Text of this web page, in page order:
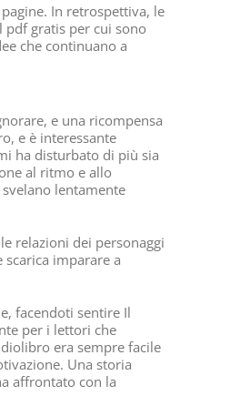
In retrospettiva, le
gratis per cui sono
che continuano a
e una ricompensa
e è interessante
ha disturbato di più sia
al ritmo e allo
lentamente
relazioni dei personaggi
imparare a
facendoti sentire Il
per i lettori che
era sempre facile
Una storia
affrontato con la